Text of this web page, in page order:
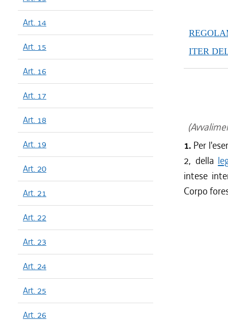
Art. 14
Art. 15
Art. 16
Art. 17
Art. 18
Art. 19
Art. 20
Art. 21
Art. 22
Art. 23
Art. 24
Art. 25
Art. 26
ITER
1. Per
2, della
intese
Corpo